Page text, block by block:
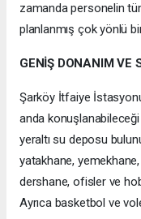
zamanda personelin
planlanmış çok yönlü
GENİŞ DONANIM VE
Şarköy İtfaiye
anda konuşlanabileceği
yeraltı su deposu
yatakhane,
dershane, ofisler ve
Ayrıca basketbol ve